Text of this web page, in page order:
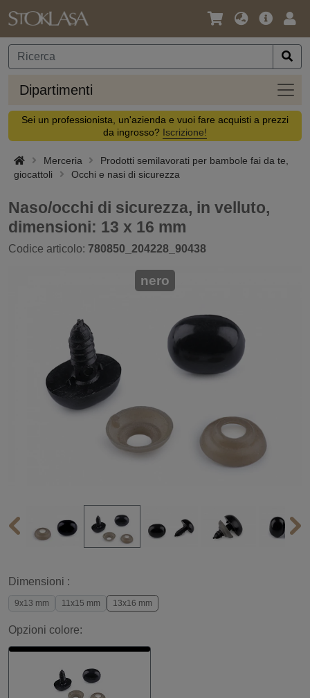
Lingua
Valuta
Offerta
Dipartimenti
Sei un professionista, un'azienda e vuoi fare acquisti a prezzi
da ingrosso? Iscrizione!
Merceria
Prodotti semilavorati per bambole fai da te,
giocattoli
Occhi e nasi di sicurezza
Naso/occhi di sicurezza, in velluto,
dimensioni: 13 x 16 mm
Codice articolo: 780850_204228_90438
nero
Dimensioni :
9x13 mm 11x15 mm 13x16 mm
Opzioni colore: